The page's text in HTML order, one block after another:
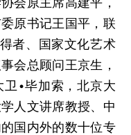
原书记王国平，联
者、国家文化艺术
会总顾问王京生，
•毕加索，北京大
人文讲席教授、中
国内外的数十位专